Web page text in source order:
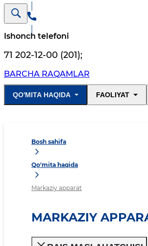
Ishonch telefoni
71 202-12-00 (201);
BARCHA RAQAMLAR
QO'MITA HAQIDA FAOLIYAT
Bosh sahifa
Qo'mita haqida
Markaziy apparat
MARKAZIY